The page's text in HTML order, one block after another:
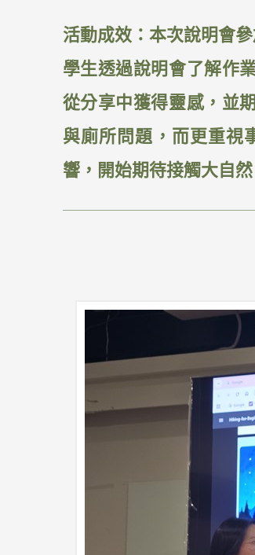
活動成效：本次說明會
學生透過說明會了解作
從分享中獲得靈感，並
與廁所問題，而更重視
響，開始期待接觸大自